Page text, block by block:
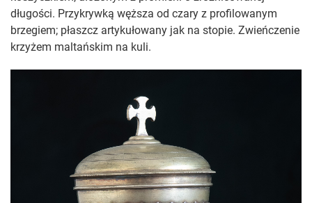
długości. Przykrywką węższa od czary z profilowanym
brzegiem; płaszcz artykułowany jak na stopie. Zwieńczenie
krzyżem maltańskim na kuli.